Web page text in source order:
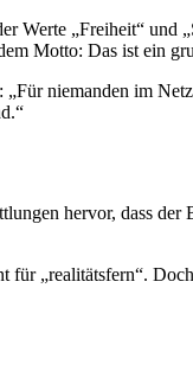
Werte „Freiheit“ und
Motto: Das ist ein
niemanden im
hervor, dass
für „realitätsfern“.